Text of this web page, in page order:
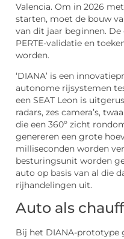
Valencia. Om in 2026
starten, moet de bouw
van dit jaar beginnen.
PERTE-validatie en
worden.
‘DIANA’ is een
autonome rijsystemen
een SEAT Leon is
radars, zes camera’s,
die een 360º zicht
genereren een grote
milliseconden worden
besturingsunit worden
auto op basis van al die
rijhandelingen uit.
Auto als
Bij het DIANA-prototype